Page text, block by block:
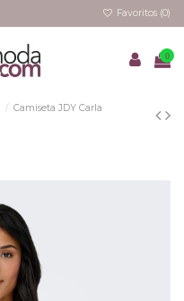
Favoritos (0)
0
Camiseta JDY Carla